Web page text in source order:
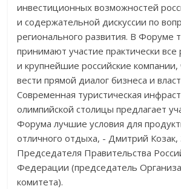
инвестиционных возможностей
и содержательной дискуссии по
регионального развития. В Форуме
принимают участие практически
и крупнейшие российские компании,
вести прямой диалог бизнеса и
Современная туристическая
олимпийской столицы предлагает
Форума лучшие условия для
отличного отдыха, - Дмитрий Козак,
Председателя Правительства
Федерации (председатель
комитета).